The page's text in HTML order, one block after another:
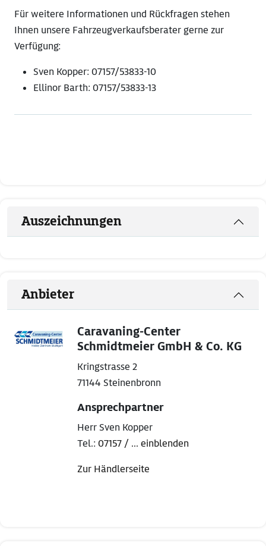
Für weitere Informationen und Rückfragen stehen
Ihnen unsere Fahrzeugverkaufsberater gerne zur
Verfügung:
Sven Kopper: 07157/53833-10
Ellinor Barth: 07157/53833-13
Auszeichnungen
Anbieter
Caravaning-Center
Schmidtmeier GmbH & Co. KG
Kringstrasse 2
71144 Steinenbronn
Ansprechpartner
Herr Sven Kopper
Tel.: 07157 / ... einblenden
Zur Händlerseite